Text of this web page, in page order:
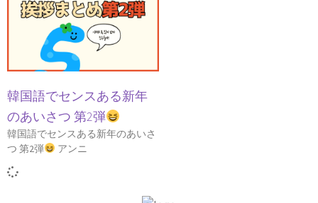
韓国語でセンスある新年
のあいさつ 第2弾
韓国語でセンスある新年のあいさ
つ 第2弾
アンニ